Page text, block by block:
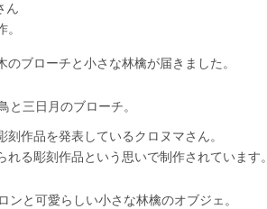
ん
のブローチと小さな林檎が届きました。
と三日月のブローチ。
刻作品を発表しているクロヌマさん。
れる彫刻作品という思いで制作されています。
ンと可愛らしい小さな林檎のオブジェ。